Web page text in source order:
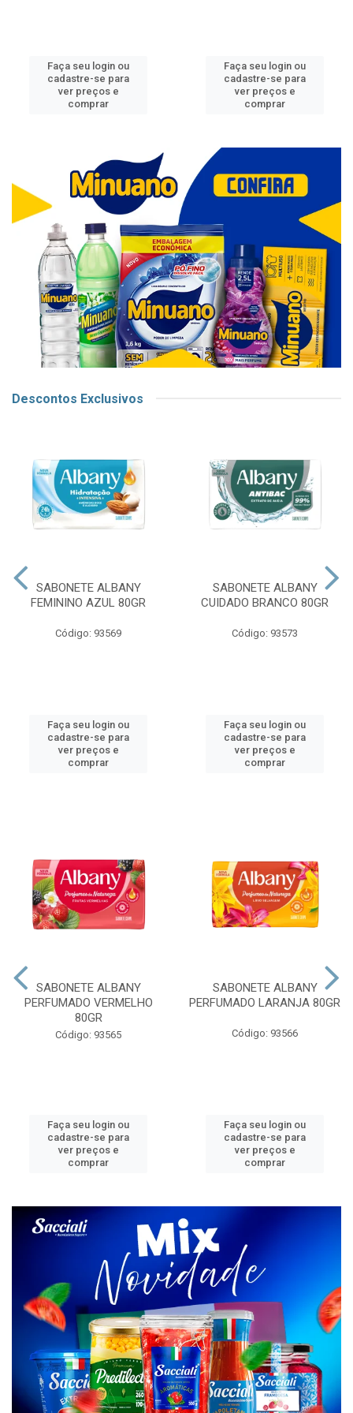
Faça seu login ou
cadastre-se para
ver preços e
comprar
Faça seu login ou
cadastre-se para
ver preços e
comprar
Descontos Exclusivos
SABONETE ALBANY
FEMININO AZUL 80GR
Código: 93569
Faça seu login ou
cadastre-se para
ver preços e
comprar
SABONETE ALBANY
CUIDADO BRANCO 80GR
Código: 93573
Faça seu login ou
cadastre-se para
ver preços e
comprar
SABONETE ALBANY
PERFUMADO VERMELHO
80GR
Código: 93565
Faça seu login ou
cadastre-se para
ver preços e
comprar
SABONETE ALBANY
PERFUMADO LARANJA 80GR
Código: 93566
Faça seu login ou
cadastre-se para
ver preços e
comprar